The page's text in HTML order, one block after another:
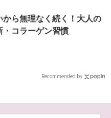
から無理なく続く！大人の
・コラーゲン習慣
Recommended by